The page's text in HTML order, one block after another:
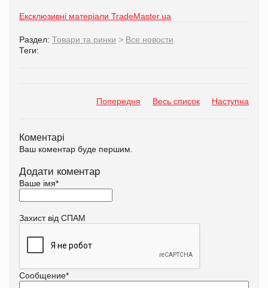
Ексклюзивні матеріали TradeMaster.ua
Раздел: Товари та ринки > Все новости
Теги:
Попередня Весь список Наступна
Коментарі
Ваш коментар буде першим.
Додати коментар
Ваше імя*
Захист від СПАМ
Сообщение*